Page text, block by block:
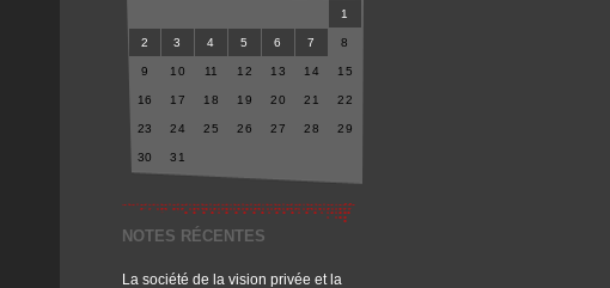
1
2 3 4 5 6 7 8
9 10 11 12 13 14 15
16 17 18 19 20 21 22
23 24 25 26 27 28 29
30 31
NOTES RÉCENTES
La société de la vision privée et la